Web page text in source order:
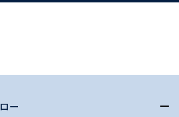
ー